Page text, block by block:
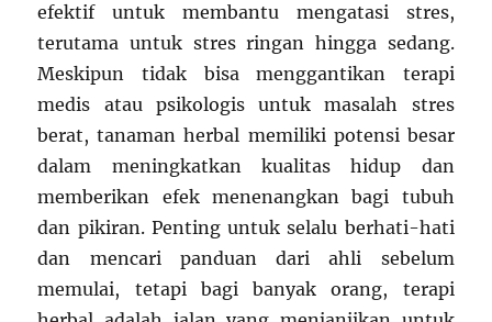
efektif untuk membantu mengatasi stres,
terutama untuk stres ringan hingga sedang.
Meskipun tidak bisa menggantikan terapi
medis atau psikologis untuk masalah stres
berat, tanaman herbal memiliki potensi besar
dalam meningkatkan kualitas hidup dan
memberikan efek menenangkan bagi tubuh
dan pikiran. Penting untuk selalu berhati-hati
dan mencari panduan dari ahli sebelum
memulai, tetapi bagi banyak orang, terapi